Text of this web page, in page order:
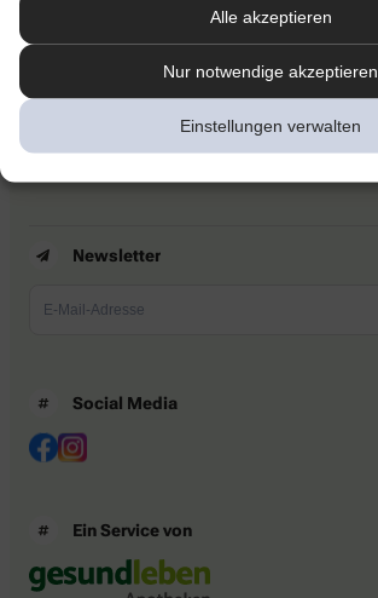
Alle akzeptieren
Nur notwendige akzeptieren
Einstellungen verwalten
Newsletter
Barrierefreiheitserklärung
Newsletter
Social Media
Ein Service von